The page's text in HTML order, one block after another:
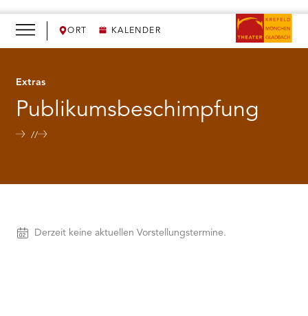
ORT KALENDER
WIR ÖFFNEN
DAS THEATER ÖFFNEN
THEATERPÄDAGOGIK ÖFFNEN
Extras
Publikumsbeschimpfung
Vorstellungen
Derzeit keine aktuellen Vorstellungstermine.